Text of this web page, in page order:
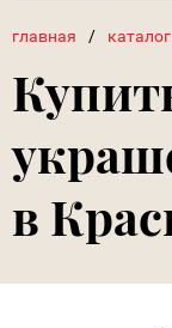
главная / каталог
в